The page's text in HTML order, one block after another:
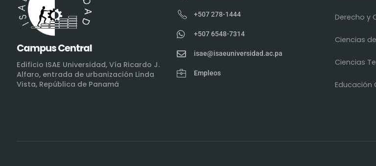
Campus Central
Edificio ISAE Universidad, Vía Ricardo J.
Alfaro, entrada de urbanización Linda
Vista, República de Panamá
+507 278-1444
+507 6548-7314
isae@isaeuniversidad.ac.pa
Empleos
Derecho y
Ciencias
Ciencias
Educación